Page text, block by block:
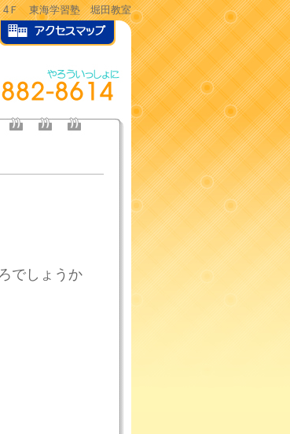
4Ｆ 東海学習塾 堀田教室
でしょうか